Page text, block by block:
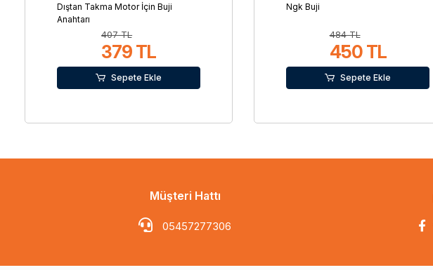
Dıştan Takma Motor İçin Buji
Anahtarı
407 TL
379 TL
Sepete Ekle
Ngk Buji
484 TL
450 TL
Sepete Ekle
Müşteri Hattı
05457277306